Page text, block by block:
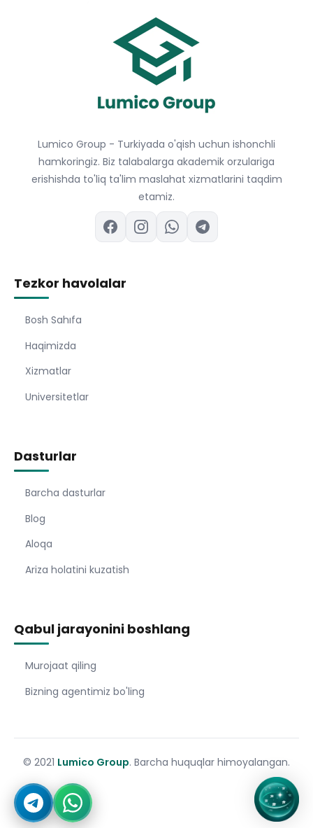
Lumico Group - Turkiyada o'qish uchun ishonchli
hamkoringiz. Biz talabalarga akademik orzulariga
erishishda to'liq ta'lim maslahat xizmatlarini taqdim
etamiz.
Tezkor havolalar
Bosh Sahıfa
Haqimizda
Xizmatlar
Universitetlar
Dasturlar
Barcha dasturlar
Blog
Aloqa
Ariza holatini kuzatish
Qabul jarayonini boshlang
Murojaat qiling
Bizning agentimiz bo'ling
© 2021 Lumico Group. Barcha huquqlar himoyalangan.